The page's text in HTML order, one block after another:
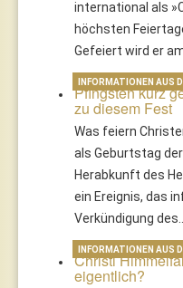
international als
höchsten
Gefeiert wird er
Pfingsten kurz
zu diesem Fest
Was feiern
als Geburtstag
Herabkunft des
ein Ereignis, das
Verkündigung
INFORMATIONEN AUS
Christi
eigentlich?
INFORMATIONEN AUS